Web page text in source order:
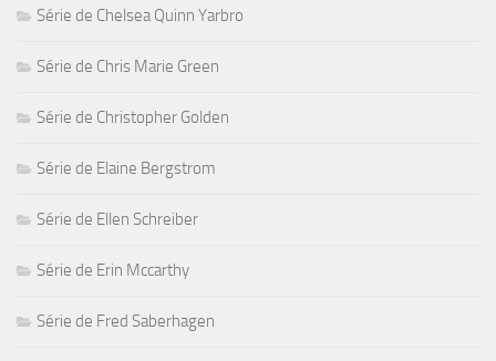
Série de Chelsea Quinn Yarbro
Série de Chris Marie Green
Série de Christopher Golden
Série de Elaine Bergstrom
Série de Ellen Schreiber
Série de Erin Mccarthy
Série de Fred Saberhagen